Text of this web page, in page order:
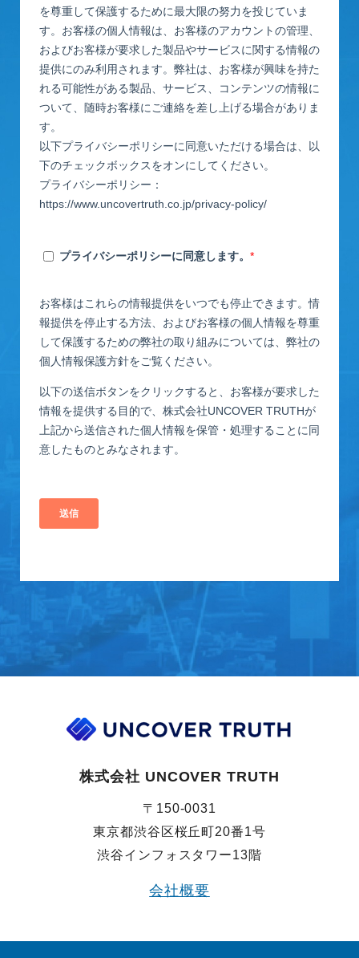
株式会社 UNCOVER TRUTH
〒150-0031
東京都渋谷区桜丘町20番1号
渋谷インフォスタワー13階
会社概要